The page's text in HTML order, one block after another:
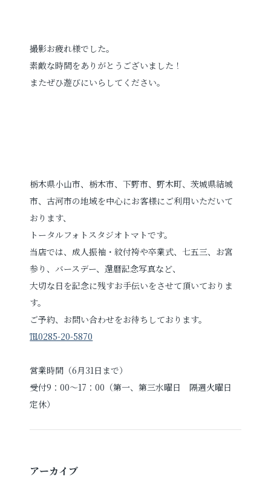
撮影お疲れ様でした。
素敵な時間をありがとうございました！
またぜひ遊びにいらしてください。
栃木県小山市、栃木市、下野市、野木町、茨城県結城
市、古河市の地域を中心にお客様にご利用いただいて
おります、
トータルフォトスタジオトマトです。
当店では、成人振袖・紋付袴や卒業式、七五三、お宮
参り、バースデー、還暦記念写真など、
大切な日を記念に残すお手伝いをさせて頂いておりま
す。
ご予約、お問い合わせをお待ちしております。
℡0285-20-5870
営業時間（6月31日まで）
受付9：00～17：00（第一、第三水曜日 隔週火曜日
定休）
アーカイブ